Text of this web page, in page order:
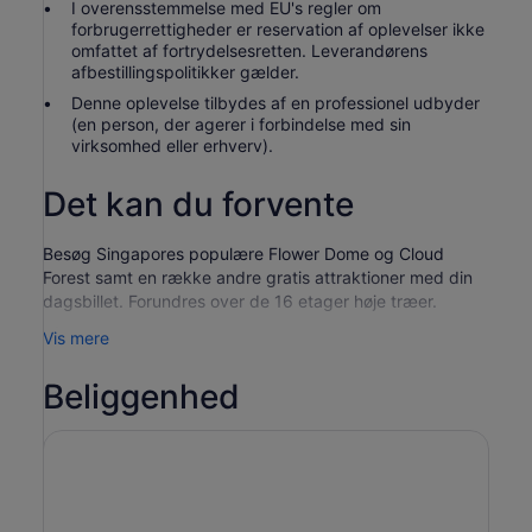
I overensstemmelse med EU's regler om
forbrugerrettigheder er reservation af oplevelser ikke
omfattet af fortrydelsesretten. Leverandørens
afbestillingspolitikker gælder.
Denne oplevelse tilbydes af en professionel udbyder
(en person, der agerer i forbindelse med sin
virksomhed eller erhverv).
Det kan du forvente
Besøg Singapores populære Flower Dome og Cloud
Forest samt en række andre gratis attraktioner med din
dagsbillet. Forundres over de 16 etager høje træer.
Få adgangsbillet til en af Singapores største attraktioner,
af flora og fauna i fascinerende indre og ydre strukturer.
Vælg mellem at besøge Cloud Forest eller Supertree
Vis mere
Beliggenhed